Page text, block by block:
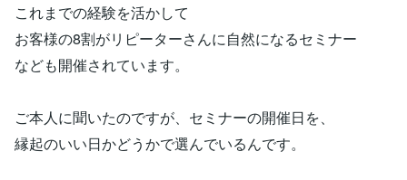
これまでの経験を活かして
お客様の8割がリピーターさんに自然になるセミナー
なども開催されています。
ご本人に聞いたのですが、セミナーの開催日を、
縁起のいい日かどうかで選んでいるんです。